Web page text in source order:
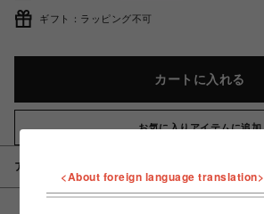
ギフト：ラッピング不可
カートに入れる
お気に入りアイテムに追加
アイテム説明 / 素材
<About foreign language translation>